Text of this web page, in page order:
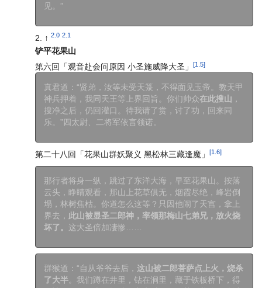
见。”
↑ 2.0 2.1
铲平花果山
第六回「观音赴会问原因 小圣施威降大圣」
[1.5]
真君道：“贤弟，汝等未受天箓，不得面见玉帝。教天甲
神兵押着，我同天王等上界回旨。你们帅众在此搜山 ，
搜净之后，仍回灌口。待我请了赏，讨了功，回来同
乐。”四太尉、二将军依言领诺。
第二十八回「花果山群妖聚义 黑松林三藏逢魔」 [1.6]
那行者将身一纵，跳过了东洋大海，早至花果山。按落
云头，睁睛观看，那山上花草俱无，烟霞尽绝，峰岩倒
塌，林树焦枯。你道怎么这等？只因他闹了天宫，拿上
界去， 此山被显圣二郎神，率领那梅山七弟兄，放火烧
坏了。 这大圣倍加凄惨……
群猴道：“自从爷爷去后， 这山被二郎菩萨点上火，烧杀
了大半。我们蹲在井里，钻在涧里，藏于铁板桥下，得